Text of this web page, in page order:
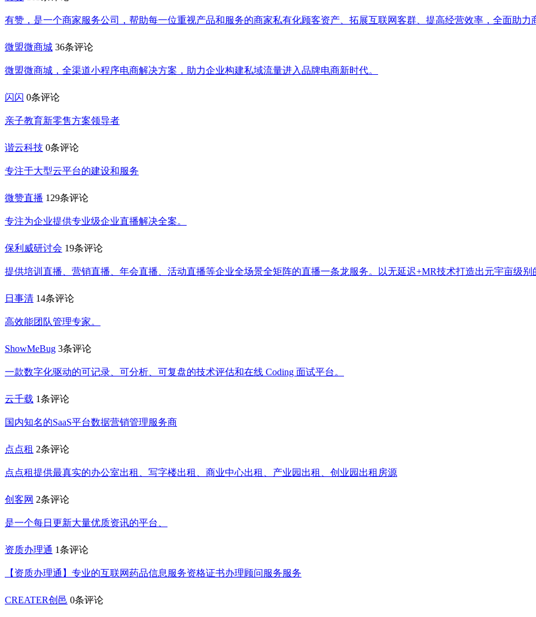
有赞，是一个商家服务公司，帮助每一位重视产品和服务的商家私有化顾客资产、拓展互联网客群、提高经营效率，全面助力
微盟微商城 36条评论
微盟微商城，全渠道小程序电商解决方案，助力企业构建私域流量进入品牌电商新时代。
闪闪 0条评论
亲子教育新零售方案领导者
谐云科技 0条评论
专注于大型云平台的建设和服务
微赞直播 129条评论
专注为企业提供专业级企业直播解决全案。
保利威研讨会 19条评论
提供培训直播、营销直播、年会直播、活动直播等企业全场景全矩阵的直播一条龙服务。以无延迟+MR技术打造出元宇亩级别
日事清 14条评论
高效能团队管理专家。
ShowMeBug 3条评论
一款数字化驱动的可记录、可分析、可复盘的技术评估和在线 Coding 面试平台。
云千载 1条评论
国内知名的SaaS平台数据营销管理服务商
点点租 2条评论
点点租提供最真实的办公室出租、写字楼出租、商业中心出租、产业园出租、创业园出租房源
创客网 2条评论
是一个每日更新大量优质资讯的平台、
资质办理通 1条评论
【资质办理通】专业的互联网药品信息服务资格证书办理顾问服务服务
CREATER创邑 0条评论